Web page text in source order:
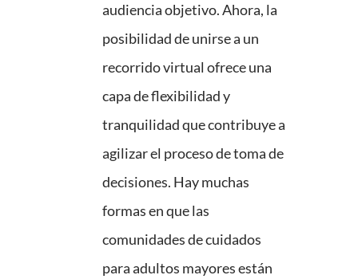
audiencia objetivo. Ahora, la
posibilidad de unirse a un
recorrido virtual ofrece una
capa de flexibilidad y
tranquilidad que contribuye a
agilizar el proceso de toma de
decisiones. Hay muchas
formas en que las
comunidades de cuidados
para adultos mayores están